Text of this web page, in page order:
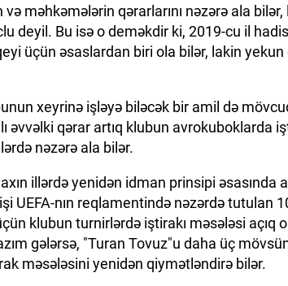
və məhkəmələrin qərarlarını nəzərə ala
deyil. Bu isə o deməkdir ki, 2019-cu il
üçün əsaslardan biri ola bilər, lakin
xeyrinə işləyə biləcək bir amil də
əvvəlki qərar artıq klubun avrokuboklarda
nəzərə ala bilər.
illərdə yenidən idman prinsipi əsasında
UEFA-nın reqlamentində nəzərdə tutulan
klubun turnirlərdə iştirakı məsələsi açıq
gələrsə, "Turan Tovuz"u daha üç
məsələsini yenidən qiymətləndirə bilər.